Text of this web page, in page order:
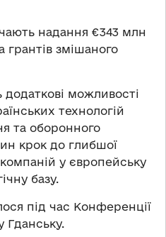
надання €343 млн
грантів змішаного
додаткові можливості
технологій
та оборонного
крок до глибшої
компаній у європейську
базу.
під час Конференції
Гданську.